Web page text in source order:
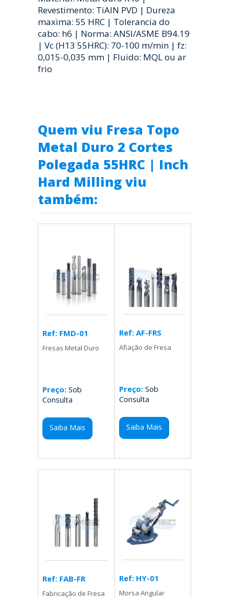
Revestimento: TiAlN PVD | Dureza
maxima: 55 HRC | Tolerancia do
cabo: h6 | Norma: ANSI/ASME B94.19
| Vc (H13 55HRC): 70-100 m/min | fz:
0,015-0,035 mm | Fluido: MQL ou ar
frio
Quem viu Fresa Topo
Metal Duro 2 Cortes
Polegada 55HRC | Inch
Hard Milling viu
também:
Ref: FMD-01
Fresas Metal Duro
Preço: Sob
Consulta
Saiba Mais
Ref: AF-FRS
Afiação de Fresa
Preço:Sob
Consulta
Saiba Mais
Ref: FAB-FR
Fabricação de Fresa
Ref: HY-01
Morsa Angular